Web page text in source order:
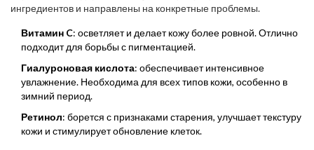
ингредиентов и направлены на конкретные проблемы.
Витамин C: осветляет и делает кожу более ровной. Отлично
подходит для борьбы с пигментацией.
Гиалуроновая кислота: обеспечивает интенсивное
увлажнение. Необходима для всех типов кожи, особенно в
зимний период.
Ретинол: борется с признаками старения, улучшает текстуру
кожи и стимулирует обновление клеток.